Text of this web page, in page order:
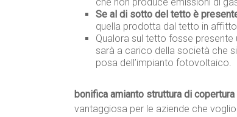
Se al di sotto del tetto è
quella prodotta dal tetto in
Qualora sul tetto fosse presente
sarà a carico della società che
posa dell’impianto fotovoltaico.
bonifica amianto struttura di
vantaggiosa per le aziende che